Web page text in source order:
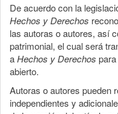
De acuerdo con la
Hechos y Derechos
las autoras o autores, así
patrimonial, el cual será
aHechos y Derechos
abierto.
Autoras o autores pueden
independientes y